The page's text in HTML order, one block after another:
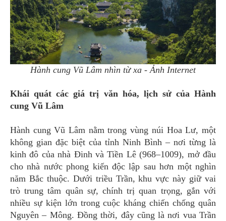
Hành cung Vũ Lâm nhìn từ xa - Ảnh Internet
Khái quát các giá trị văn hóa, lịch sử của Hành
cung Vũ Lâm
Hành cung Vũ Lâm nằm trong vùng núi Hoa Lư, một
không gian đặc biệt của tỉnh Ninh Bình – nơi từng là
kinh đô của nhà Đinh và Tiền Lê (968–1009), mở đầu
cho nhà nước phong kiến độc lập sau hơn một nghìn
năm Bắc thuộc. Dưới triều Trần, khu vực này giữ vai
trò trung tâm quân sự, chính trị quan trọng, gắn với
nhiều sự kiện lớn trong cuộc kháng chiến chống quân
Nguyên – Mông. Đồng thời, đây cũng là nơi vua Trần